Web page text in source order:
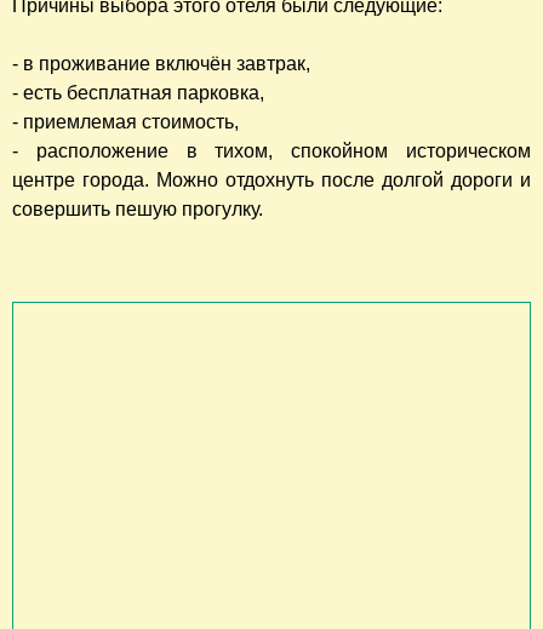
Причины выбора этого отеля были следующие:
- в проживание включён завтрак,
- есть бесплатная парковка,
- приемлемая стоимость,
- расположение в тихом, спокойном историческом
центре города. Можно отдохнуть после долгой дороги и
совершить пешую прогулку.